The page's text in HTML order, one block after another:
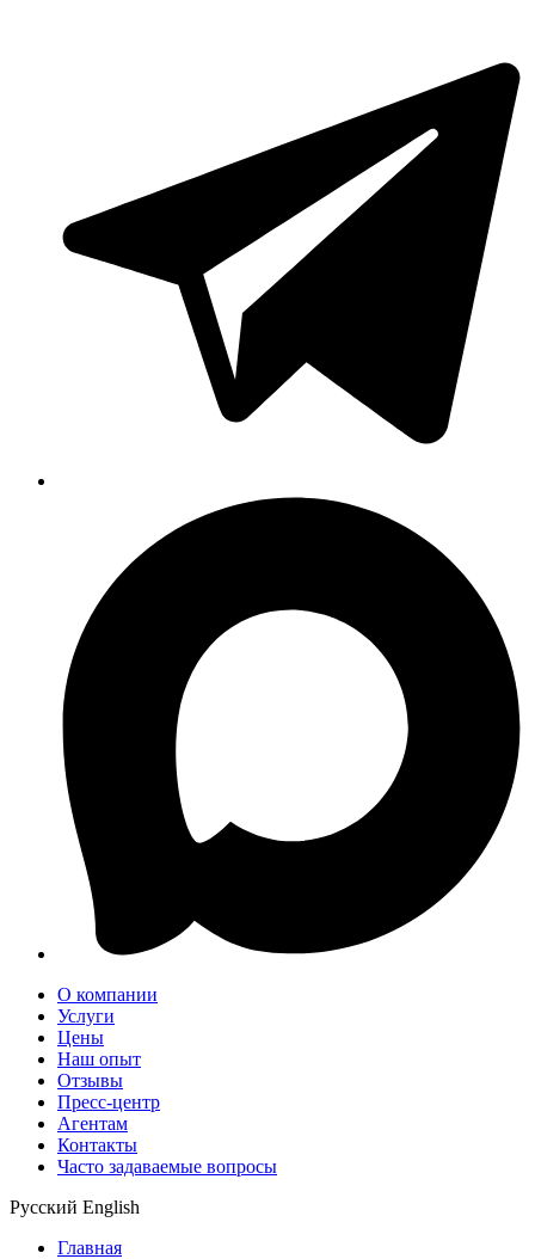
О компании
Услуги
Цены
Наш опыт
Отзывы
Пресс-центр
Агентам
Контакты
Часто задаваемые вопросы
Русский English
Главная